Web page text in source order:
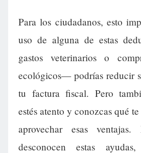
Para los ciudadanos, esto
uso de alguna de estas
gastos veterinarios o
ecológicos— podrías reducir
tu factura fiscal. Pero
estés atento y conozcas qué
aprovechar esas ventajas.
desconocen estas